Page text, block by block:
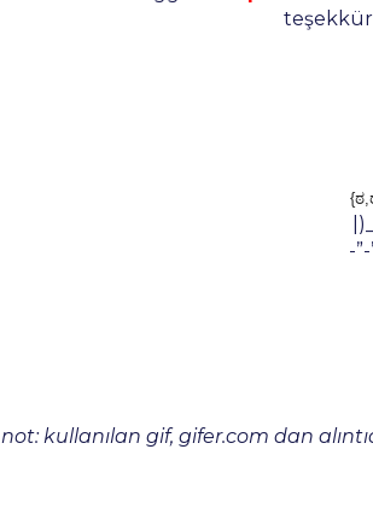
-
not: kullanılan gif, gifer.com dan